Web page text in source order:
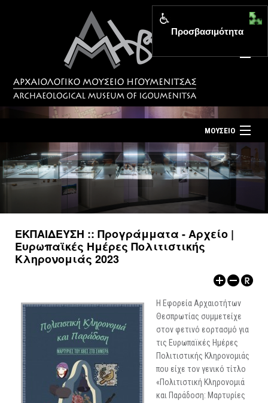
Αρχική σελίδα
Επικοινωνία
Νέα
ΜΟΥΣΕΙΟ
ΤΟ ΜΟΥΣΕΙΟ
ΕΚΘΕΣΕΙΣ
ΕΚΔΟΣΕΙΣ
ΕΚΠΑΙΔΕΥΣΗ :: Προγράμματα - Αρχείο |
Ευρωπαϊκές Ημέρες Πολιτιστικής
Κληρονομιάς 2023
Η Εφορεία Αρχαιοτήτων
Θεσπρωτίας συμμετείχε
στον φετινό εορτασμό για
τις Ευρωπαϊκές Ημέρες
Πολιτιστικής Κληρονομιάς
που είχε τον γενικό τίτλο
«Πολιτιστική Κληρονομιά
και Παράδοση: Μαρτυρίες
Προσβασιμότητα